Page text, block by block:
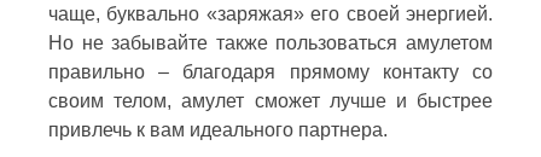
чаще, буквально «заряжая» его своей энергией.
Но не забывайте также пользоваться амулетом
правильно – благодаря прямому контакту со
своим телом, амулет сможет лучше и быстрее
привлечь к вам идеального партнера.